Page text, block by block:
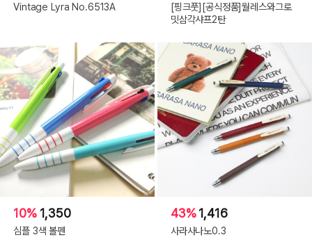
Vintage Lyra No.6513A
[핑크풋][공식정품]월레스와그로
밋삼각샤프2탄
10% 1,350
심플 3색 볼펜
43%1,416
사라사나노0.3